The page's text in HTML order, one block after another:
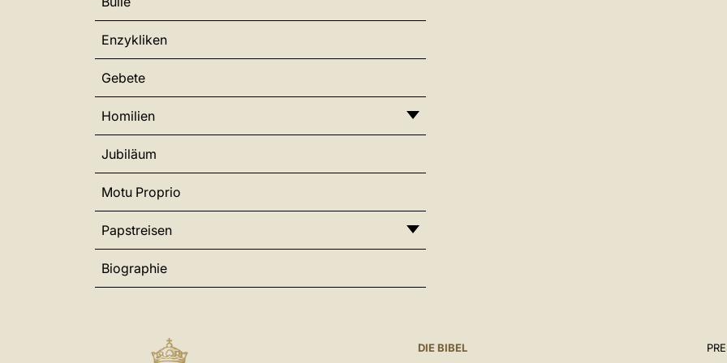
Enzykliken
Gebete
Homilien
Jubiläum
Motu Proprio
Papstreisen
Biographie
DIE BIBEL